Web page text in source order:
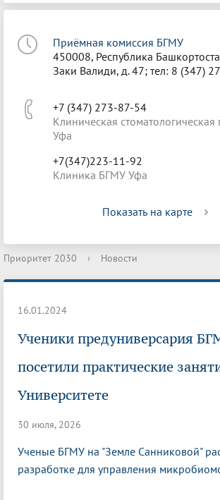
Приёмная комиссия БГМУ
450008, Республика
Заки Валиди, д. 47; тел: 8 (347)
+7 (347) 273-87-54
Клиническая
Уфа
+7(347)223-11-92
Клиника БГМУ Уфа
Показать на карте
Приоритет 2030 › Новости
16.01.2024
Ученики предуниверсария
посетили практические
Университете
30 июля, 2026
Ученые БГМУ на "Земле Санниковой"
разработке для управления